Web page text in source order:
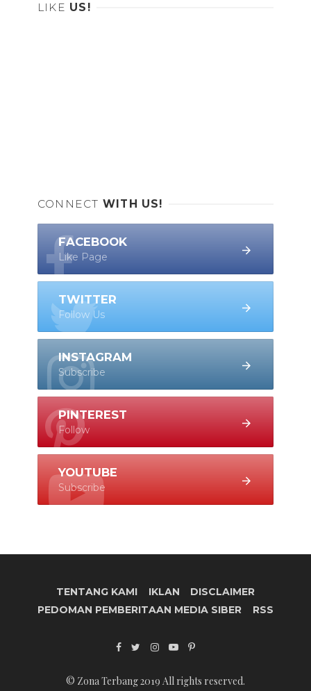
LIKE US!
CONNECT WITH US!
FACEBOOK
Like Page
TWITTER
Follow Us
INSTAGRAM
Subscribe
PINTEREST
Follow
YOUTUBE
Subscribe
TENTANG KAMI IKLAN
DISCLAIMER
PEDOMAN PEMBERITAAN MEDIA SIBER
RSS
© Zona Terbang 2019 All rights reserved.